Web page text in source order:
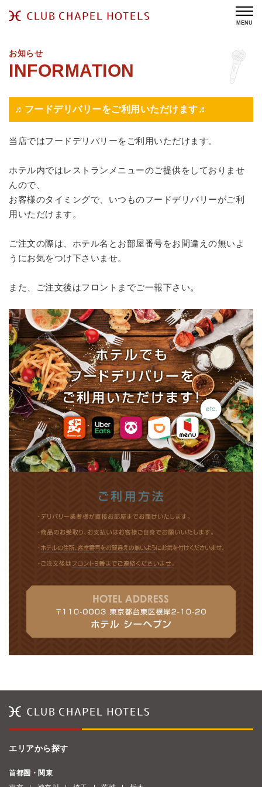
MENU
お知らせ
♬フードデリバリーをご利用いただけます♬
当店ではフードデリバリーをご利用いただけます。
ホテル内ではレストランメニューのご提供をしておりませ
んので、
お客様のタイミングで、いつものフードデリバリーがご利
用いただけます。
ご注文の際は、ホテル名とお部屋番号をお間違えの無いよ
うにお気をつけ下さいませ。
また、ご注文後はフロントまでご一報下さい。
エリアから探す
首都圏・関東